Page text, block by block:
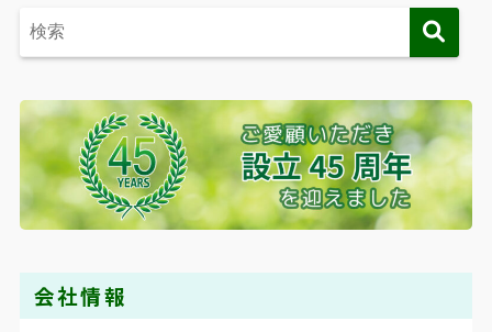
会社情報